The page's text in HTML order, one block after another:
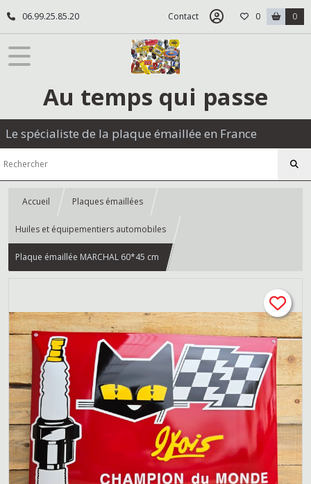
06.99.25.85.20 Contact 0 0
Au temps qui passe
Le spécialiste de la plaque émaillée en France
Accueil Plaques émaillées
Huiles et équipementiers automobiles
Plaque émaillée MARCHAL 60*45 cm